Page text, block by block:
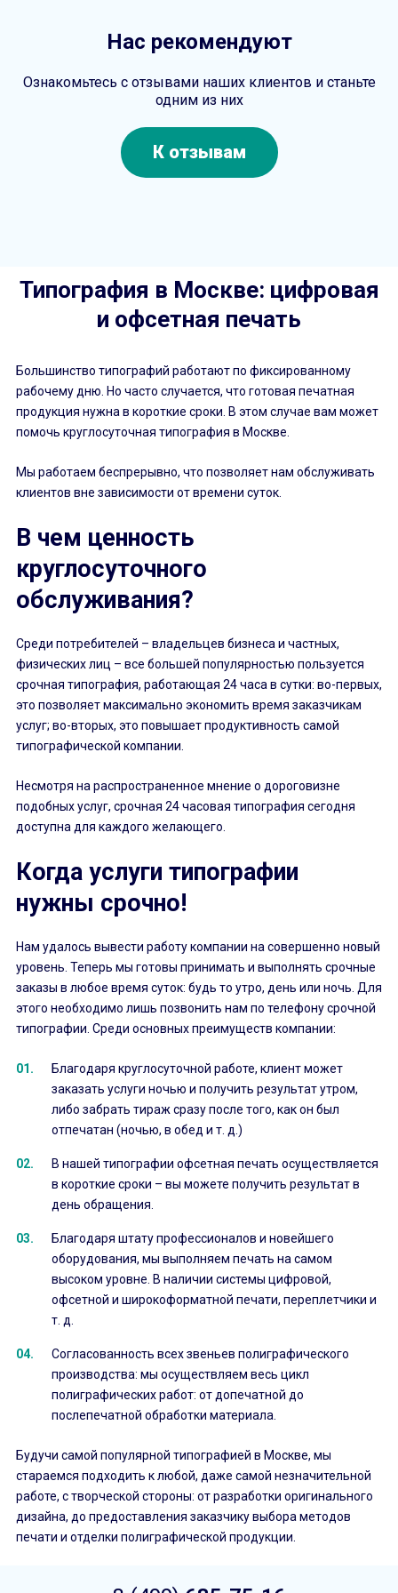
Нас рекомендуют
Ознакомьтесь с отзывами наших клиентов и станьте
одним из них
К отзывам
Типография в Москве: цифровая
и офсетная печать
Большинство типографий работают по фиксированному
рабочему дню. Но часто случается, что готовая печатная
продукция нужна в короткие сроки. В этом случае вам может
помочь круглосуточная типография в Москве.
Мы работаем беспрерывно, что позволяет нам обслуживать
клиентов вне зависимости от времени суток.
В чем ценность
круглосуточного
обслуживания?
Среди потребителей – владельцев бизнеса и частных,
физических лиц – все большей популярностью пользуется
срочная типография, работающая 24 часа в сутки: во-первых,
это позволяет максимально экономить время заказчикам
услуг; во-вторых, это повышает продуктивность самой
типографической компании.
Несмотря на распространенное мнение о дороговизне
подобных услуг, срочная 24 часовая типография сегодня
доступна для каждого желающего.
Когда услуги типографии
нужны срочно!
Нам удалось вывести работу компании на совершенно новый
уровень. Теперь мы готовы принимать и выполнять срочные
заказы в любое время суток: будь то утро, день или ночь. Для
этого необходимо лишь позвонить нам по телефону срочной
типографии. Среди основных преимуществ компании:
Благодаря круглосуточной работе, клиент может
заказать услуги ночью и получить результат утром,
либо забрать тираж сразу после того, как он был
отпечатан (ночью, в обед и т. д.)
В нашей типографии офсетная печать осуществляется
в короткие сроки – вы можете получить результат в
день обращения.
Благодаря штату профессионалов и новейшего
оборудования, мы выполняем печать на самом
высоком уровне. В наличии системы цифровой,
офсетной и широкоформатной печати, переплетчики и
т. д.
Согласованность всех звеньев полиграфического
производства: мы осуществляем весь цикл
полиграфических работ: от допечатной до
послепечатной обработки материала.
Будучи самой популярной типографией в Москве, мы
стараемся подходить к любой, даже самой незначительной
работе, с творческой стороны: от разработки оригинального
дизайна, до предоставления заказчику выбора методов
печати и отделки полиграфической продукции.